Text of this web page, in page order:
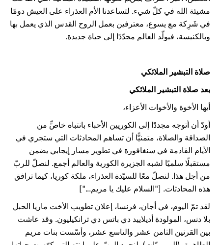
مشيئة الله في كلّ شيء. لتساعدنا الأم العذراء على العيش دومًا
في شَرِكة مع يسوع، معترفين بعمل الروح القدس الذي يعمل بها
وبالكنيسة، فيولّد العالم مجدّدًا إلى حياة جديدة.
صلاة التبشير الملائكي
بعد صلاة التبشير الملائكي
أيها الأخوة والأخوات الأعزاء،
أودّ أن أتوجه مجددًا إلى الكوريين الأحباء بانتباه خاصٍّ من
الصداقة والصلاة، متمنيًّا أن تساهم المحادثات التي ستجري في
الأيام القادمة في سنغافورة في تطوير مسار إيجابي يضمن
مستقبلًا سلميًا لشبه الجزيرة الكورية والعالم أجمع. لنصلّ للربّ
من أجل هذا. لنصلّ معًا للسيّدة العذراء، ملكة كوريا، كيما ترافق
هذه المحادثات. ["السلام عليك يا مريم..."]
لقد تمّ اليوم، في أجان، فرنسا، إعلان تطويب الأخت ماريا الحبل
بلا دنس، المولودة أديلاييد دي باتس دي ترانكيليون. وقد عاشت
بين القرنين الثامن عشر والتاسع عشر، وأسّست بنات مريم